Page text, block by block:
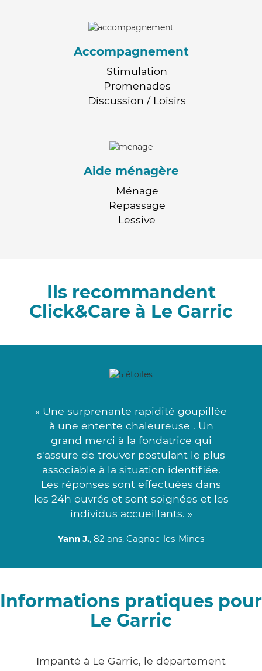
Accompagnement
Stimulation
Promenades
Discussion / Loisirs
Aide ménagère
Ménage
Repassage
Lessive
Ils recommandent
Click&Care à Le Garric
« Une surprenante rapidité goupillée
à une entente chaleureuse . Un
grand merci à la fondatrice qui
s'assure de trouver postulant le plus
associable à la situation identifiée.
Les réponses sont effectuées dans
les 24h ouvrés et sont soignées et les
individus accueillants. »
Yann J., 82 ans, Cagnac-les-Mines
Informations pratiques pour
Le Garric
Impanté à Le Garric, le département